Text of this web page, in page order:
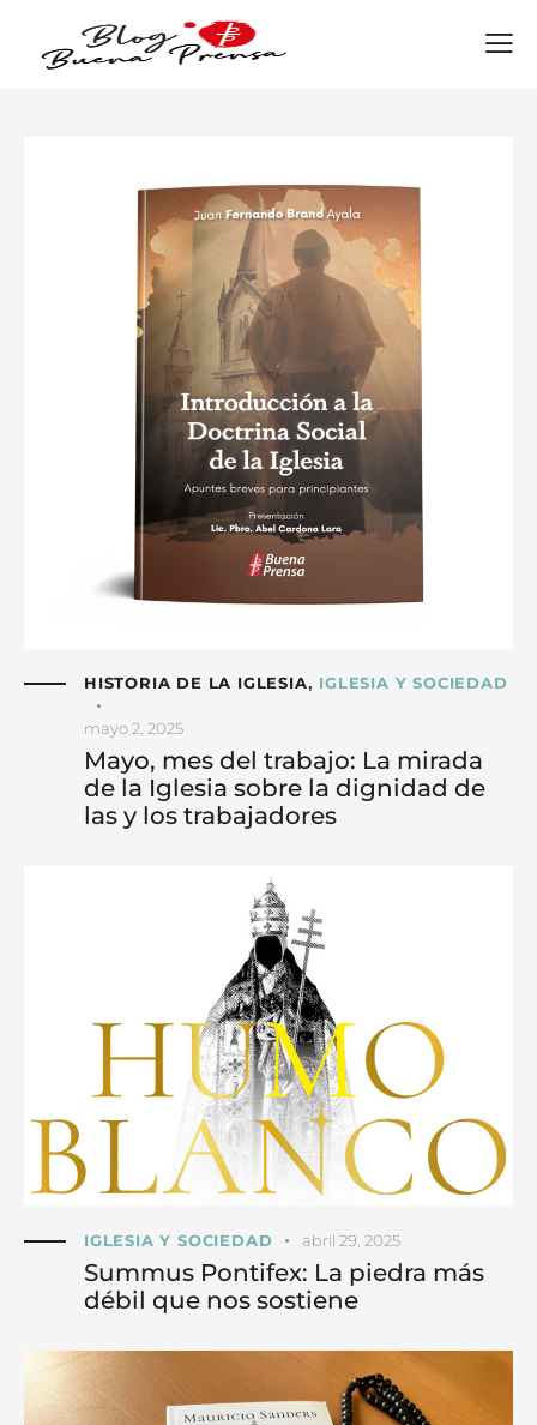
HISTORIA DE LA IGLESIA, IGLESIA Y SOCIEDAD
mayo 2, 2025
Mayo, mes del trabajo: La mirada
de la Iglesia sobre la dignidad de
las y los trabajadores
IGLESIA Y SOCIEDAD abril 29, 2025
Summus Pontifex: La piedra más
débil que nos sostiene